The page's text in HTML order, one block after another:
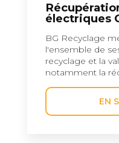
électriques
BG Recyclage
l'ensemble de
recyclage et la
notamment la
EN